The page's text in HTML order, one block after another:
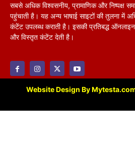
सबसे अधिक विश्वसनीय, प्रामाणिक और निष्पक्ष
पहुंचाती है। यह अन्य भाषाई साइटों की तुलना में
कंटेंट उपलब्ध कराती है। इसकी प्रतिबद्ध ऑनलाइन
और विस्तृत कंटेंट देती है।
Website Design By